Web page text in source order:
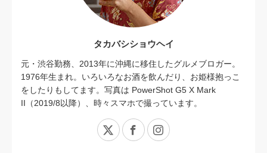
タカバシショウヘイ
元・渋谷勤務、2013年に沖縄に移住したグルメブロガー。
1976年生まれ。いろいろなお酒を飲んだり、お姫様抱っこ
をしたりもしてます。写真は PowerShot G5 X Mark
II（2019/8以降）、時々スマホで撮っています。
X FacebookInstagram